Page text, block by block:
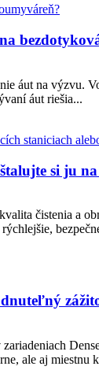
áut na výzvu.
áut riešia...
si ju
čistenia a
ale aj miestnu